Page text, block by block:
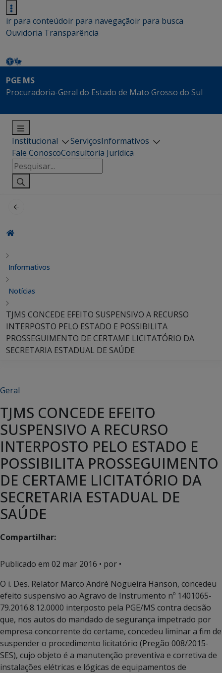
ir para conteúdoir para navegaçãoir para busca
Ouvidoria Transparência
PGE MS
Procuradoria-Geral do Estado de Mato Grosso do Sul
Institucional ServiçosInformativos
Fale ConoscoConsultoria Jurídica
Pesquisar
por:
Informativos
Notícias
TJMS CONCEDE EFEITO SUSPENSIVO A RECURSO
INTERPOSTO PELO ESTADO E POSSIBILITA
PROSSEGUIMENTO DE CERTAME LICITATÓRIO DA
SECRETARIA ESTADUAL DE SAÚDE
Geral
TJMS CONCEDE EFEITO
SUSPENSIVO A RECURSO
INTERPOSTO PELO ESTADO E
POSSIBILITA PROSSEGUIMENTO
DE CERTAME LICITATÓRIO DA
SECRETARIA ESTADUAL DE
SAÚDE
Compartilhar:
Publicado em 02 mar 2016 • por •
O i. Des. Relator Marco André Nogueira Hanson, concedeu
efeito suspensivo ao Agravo de Instrumento nº 1401065-
79.2016.8.12.0000 interposto pela PGE/MS contra decisão
que, nos autos do mandado de segurança impetrado por
empresa concorrente do certame, concedeu liminar a fim de
suspender o procedimento licitatório (Pregão 008/2015-
SES), cujo objeto é a manutenção preventiva e corretiva de
instalações elétricas e lógicas de equipamentos de